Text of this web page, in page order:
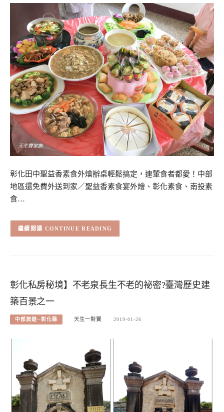
彰化田中聖益香素食外燴辦桌輕鬆搞定，連葷食者都愛！中部
地區還免費外送到家／聖益香素食宴外燴、彰化素食、南投素
食…
CONTINUE READING
彰化私房秘境】不老泉長生不老的祕密?臺灣歷史建
築百景之一
中部旅遊--彰化縣 天生一對寶 2019-01-26